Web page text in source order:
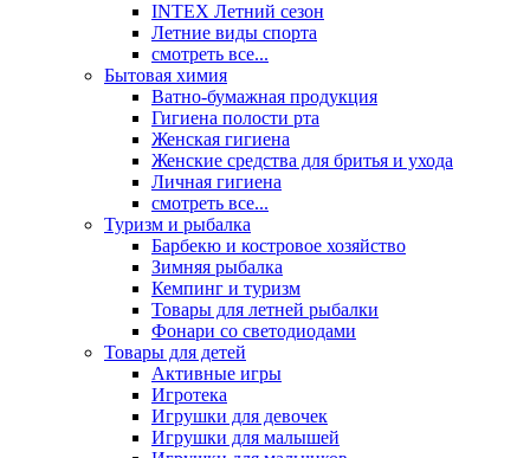
INTEX Летний сезон
Летние виды спорта
смотреть все...
Бытовая химия
Ватно-бумажная продукция
Гигиена полости рта
Женская гигиена
Женские средства для бритья и ухода
Личная гигиена
смотреть все...
Туризм и рыбалка
Барбекю и костровое хозяйство
Зимняя рыбалка
Кемпинг и туризм
Товары для летней рыбалки
Фонари со светодиодами
Товары для детей
Активные игры
Игротека
Игрушки для девочек
Игрушки для малышей